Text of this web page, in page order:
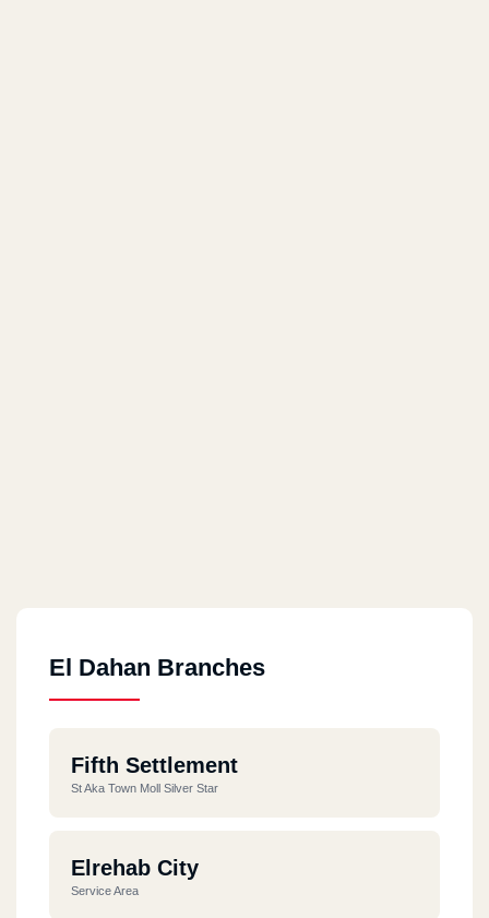
El Dahan Branches
Fifth Settlement
St Aka Town Moll Silver Star
Elrehab City
Service Area